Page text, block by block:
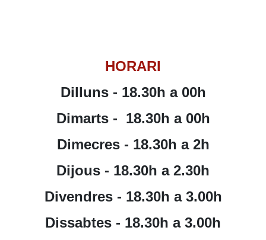
HORARI
Dilluns - 18.30h a 00h
Dimarts - 18.30h a 00h
Dimecres - 18.30h a 2h
Dijous - 18.30h a 2.30h
Divendres - 18.30h a 3.00h
Dissabtes - 18.30h a 3.00h